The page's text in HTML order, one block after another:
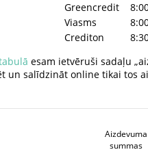
Greencredit
Viasms
Crediton
esam ietvēruši sadaļu
un salīdzināt online tikai tos
Aizdevuma
summas